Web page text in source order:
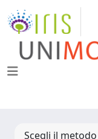
Scegli il